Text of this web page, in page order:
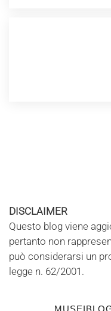
DISCLAIMER
Questo blog viene
pertanto non
può considerarsi un
legge n. 62/2001.